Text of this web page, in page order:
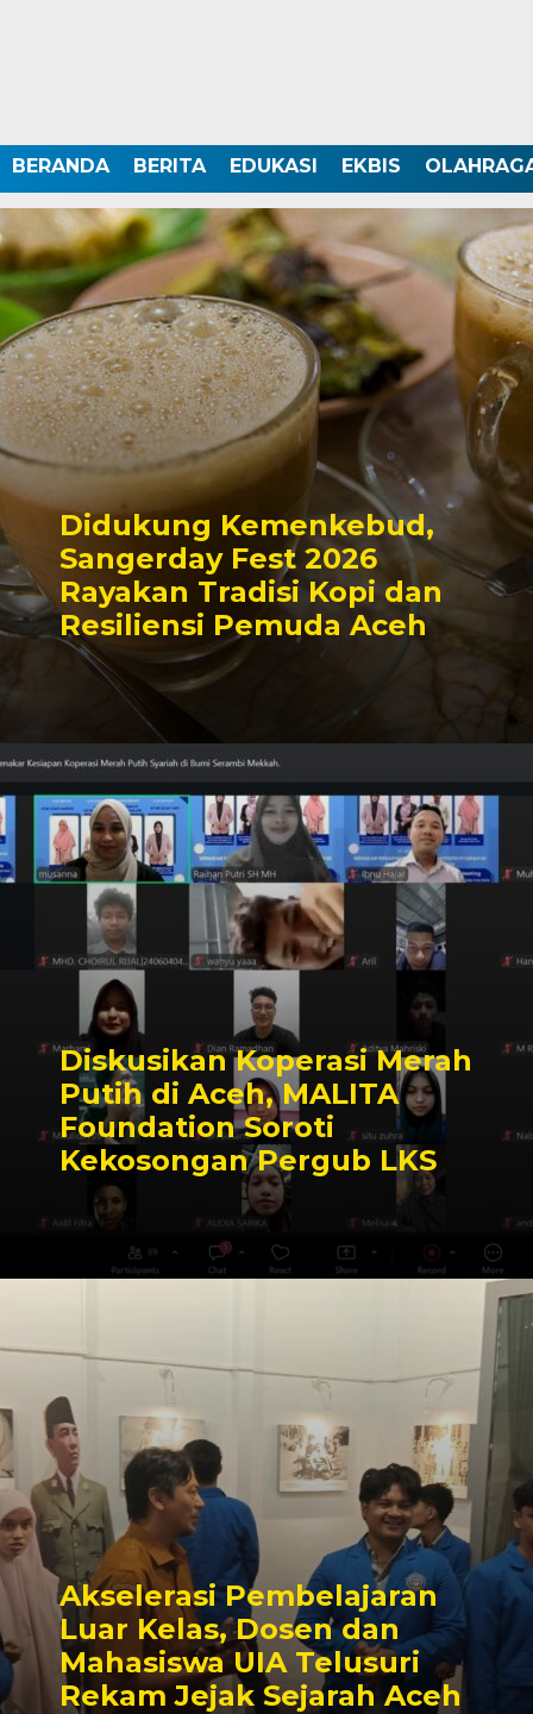
BERANDA BERITA EDUKASI EKBIS
Didukung Kemenkebud,
Sangerday Fest 2026
Rayakan Tradisi Kopi dan
Resiliensi Pemuda Aceh
Diskusikan Koperasi Merah
Putih di Aceh, MALITA
Foundation Soroti
Kekosongan Pergub LKS
Akselerasi Pembelajaran
Luar Kelas, Dosen dan
Mahasiswa UIA Telusuri
Rekam Jejak Sejarah Aceh